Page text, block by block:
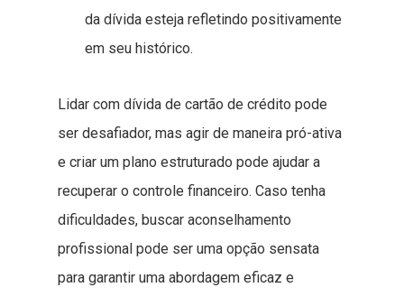
da dívida esteja refletindo positivamente
em seu histórico.
Lidar com dívida de cartão de crédito pode
ser desafiador, mas agir de maneira pró-ativa
e criar um plano estruturado pode ajudar a
recuperar o controle financeiro. Caso tenha
dificuldades, buscar aconselhamento
profissional pode ser uma opção sensata
para garantir uma abordagem eficaz e